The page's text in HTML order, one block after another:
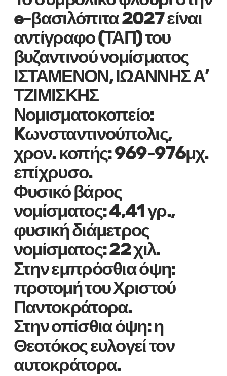
e-βασιλόπιτα 2027 είναι
αντίγραφο (ΤΑΠ) του
βυζαντινού νομίσματος
ΙΣΤΑΜΕΝΟΝ, ΙΩΑΝΝΗΣ Α’
ΤΖΙΜΙΣΚΗΣ
Νομισματοκοπείο:
Kωνσταντινούπολις,
χρον. κοπής: 969-976μχ.
επίχρυσο.
Φυσικό βάρος
νομίσματος: 4,41 γρ.,
φυσική διάμετρος
νομίσματος: 22 χιλ.
Στην εμπρόσθια όψη:
προτομή του Χριστού
Παντοκράτορα.
Στην οπίσθια όψη: η
Θεοτόκος ευλογεί τον
αυτοκράτορα.